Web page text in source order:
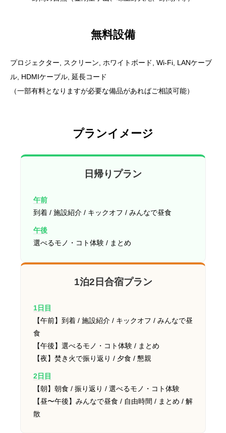
無料設備
プロジェクター, スクリーン, ホワイトボード, Wi-Fi, LANケーブ
ル, HDMIケーブル, 延長コード
（一部有料となりますが必要な備品があればご相談可能）
プランイメージ
日帰りプラン
午前
到着 / 施設紹介 / キックオフ / みんなで昼食
午後
選べるモノ・コト体験 / まとめ
1泊2日合宿プラン
1日目
【午前】到着 / 施設紹介 / キックオフ / みんなで昼
食
【午後】選べるモノ・コト体験 / まとめ
【夜】焚き火で振り返り / 夕食 / 懇親
2日目
【朝】朝食 / 振り返り / 選べるモノ・コト体験
【昼〜午後】みんなで昼食 / 自由時間 / まとめ / 解
散